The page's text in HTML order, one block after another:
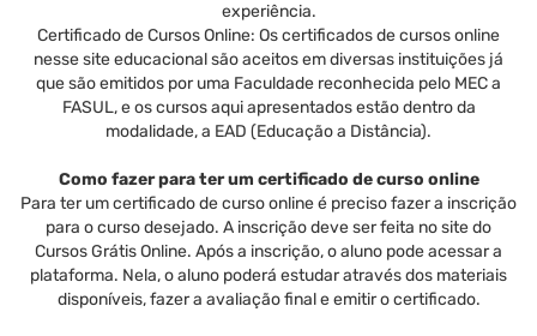
experiência.
Certificado de Cursos Online: Os certificados de cursos online
nesse site educacional são aceitos em diversas instituições já
que são emitidos por uma Faculdade reconhecida pelo MEC a
FASUL, e os cursos aqui apresentados estão dentro da
modalidade, a EAD (Educação a Distância).
Como fazer para ter um certificado de curso online
Para ter um certificado de curso online é preciso fazer a inscrição
para o curso desejado. A inscrição deve ser feita no site do
Cursos Grátis Online. Após a inscrição, o aluno pode acessar a
plataforma. Nela, o aluno poderá estudar através dos materiais
disponíveis, fazer a avaliação final e emitir o certificado.